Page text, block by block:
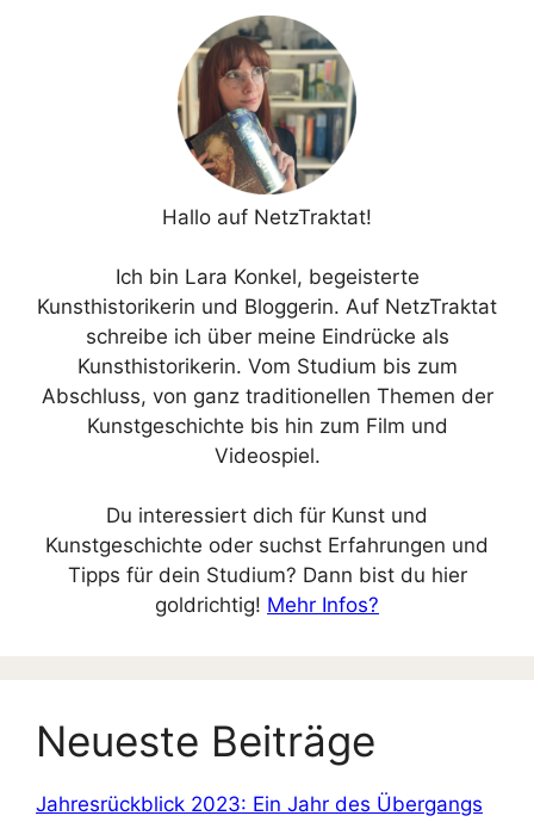
Hallo auf NetzTraktat!
Ich bin Lara Konkel, begeisterte
Kunsthistorikerin und Bloggerin. Auf NetzTraktat
schreibe ich über meine Eindrücke als
Kunsthistorikerin. Vom Studium bis zum
Abschluss, von ganz traditionellen Themen der
Kunstgeschichte bis hin zum Film und
Videospiel.
Du interessiert dich für Kunst und
Kunstgeschichte oder suchst Erfahrungen und
Tipps für dein Studium? Dann bist du hier
goldrichtig! Mehr Infos?
Neueste Beiträge
Jahresrückblick 2023: Ein Jahr des Übergangs